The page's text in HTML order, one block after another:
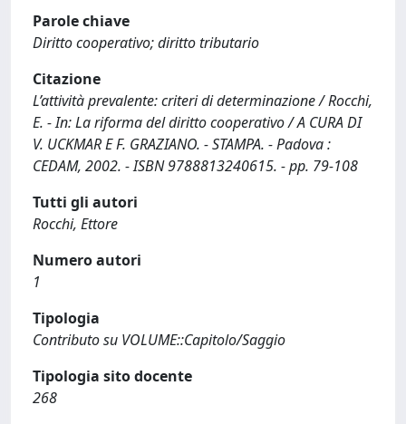
Parole chiave
Diritto cooperativo; diritto tributario
Citazione
L’attività prevalente: criteri di determinazione / Rocchi,
E. - In: La riforma del diritto cooperativo / A CURA DI
V. UCKMAR E F. GRAZIANO. - STAMPA. - Padova :
CEDAM, 2002. - ISBN 9788813240615. - pp. 79-108
Tutti gli autori
Rocchi, Ettore
Numero autori
1
Tipologia
Contributo su VOLUME::Capitolo/Saggio
Tipologia sito docente
268